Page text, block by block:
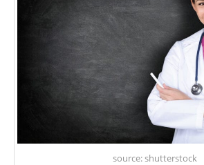
source: shutterstock